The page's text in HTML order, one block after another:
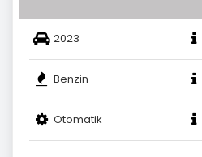
2023
Benzin
Otomatik